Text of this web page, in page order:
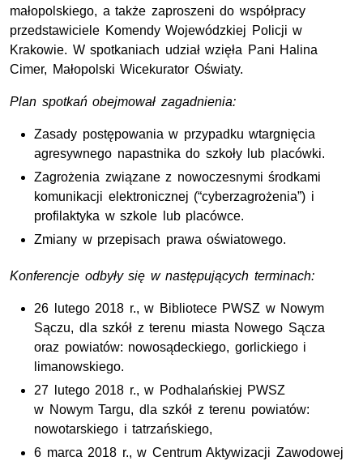
małopolskiego, a także zaproszeni do współpracy
przedstawiciele Komendy Wojewódzkiej Policji w
Krakowie. W spotkaniach udział wzięła Pani Halina
Cimer, Małopolski Wicekurator Oświaty.
Plan spotkań obejmował zagadnienia:
Zasady postępowania w przypadku wtargnięcia
agresywnego napastnika do szkoły lub placówki.
Zagrożenia związane z nowoczesnymi środkami
komunikacji elektronicznej (“cyberzagrożenia”) i
profilaktyka w szkole lub placówce.
Zmiany w przepisach prawa oświatowego.
Konferencje odbyły się w następujących terminach:
26 lutego 2018 r., w Bibliotece PWSZ w Nowym
Sączu, dla szkół z terenu miasta Nowego Sącza
oraz powiatów: nowosądeckiego, gorlickiego i
limanowskiego.
27 lutego 2018 r., w Podhalańskiej PWSZ
w Nowym Targu, dla szkół z terenu powiatów:
nowotarskiego i tatrzańskiego,
6 marca 2018 r., w Centrum Aktywizacji Zawodowej